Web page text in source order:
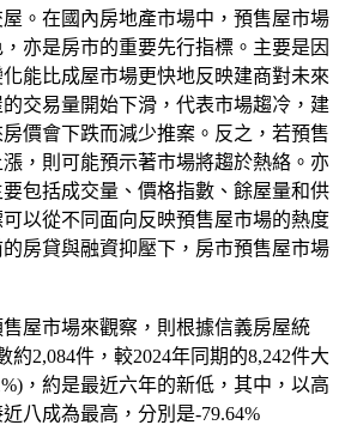
。在國內房地產市場中，預售屋市場
亦是房市的重要先行指標。主要是因
能比成屋市場更快地反映建商對未來
交易量開始下滑，代表市場趨冷，建
價會下跌而減少推案。反之，若預售
，則可能預示著市場將趨於熱絡。亦
包括成交量、價格指數、餘屋量和供
以從不同面向反映預售屋市場的熱度
房貸與融資抑壓下，房市預售屋市場
屋市場來觀察，則根據信義房屋統
約2,084件，較2024年同期的8,242件大
，約是最近六年的新低，其中，以高
八成為最高，分別是-79.64%